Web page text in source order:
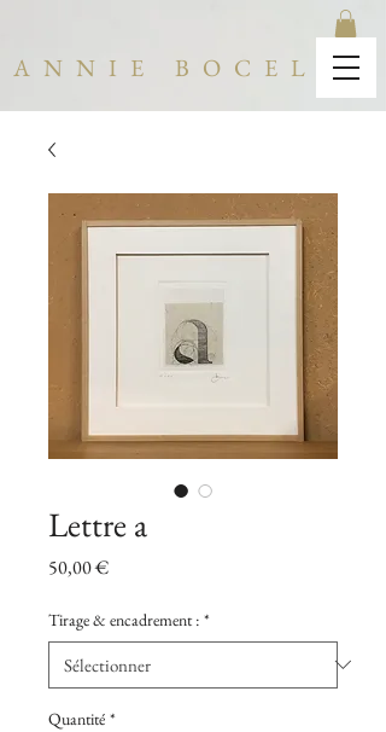
ANNIE BOCEL
Lettre a
50,00 €Prix
Tirage & encadrement : *
Quantité *